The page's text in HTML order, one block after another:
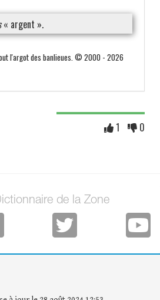
« argent ».
l'argot des banlieues. © 2000 - 2026
1 0
de la Zone